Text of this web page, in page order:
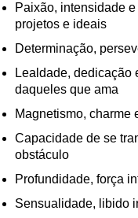
Paixão, intensidade
projetos e ideais
Determinação,
Lealdade, dedicação
daqueles que ama
Magnetismo, charme
Capacidade de se
obstáculo
Profundidade, força
Sensualidade, libido